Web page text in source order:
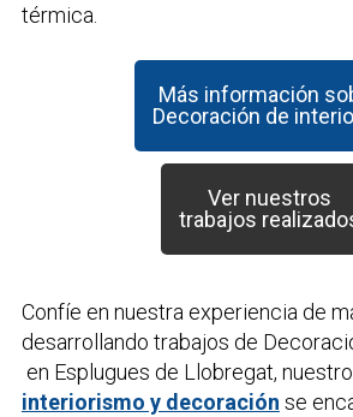
térmica.
Más información
Decoración de
Ver nuestros
trabajos
Confíe en nuestra experiencia de
desarrollando trabajos de
en Esplugues de Llobregat,
interiorismo y decoración se